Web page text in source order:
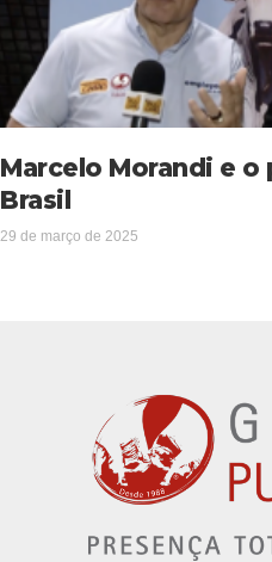
Marcelo Morandi e
Brasil
29 de março de 2025